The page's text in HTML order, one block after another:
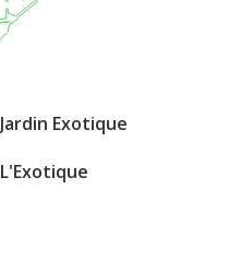
Jardin Exotique
L'Exotique